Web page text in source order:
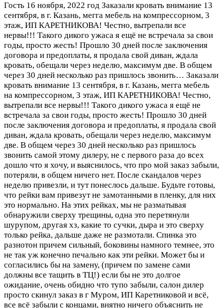
Гость 16 ноября, 2022 год Заказали кровать внимание 13
сентября, в г. Казань, мегга мебель на компрессорном, 3
этаж, ИП КАРЕТНИКОВА! Честно, вытрепали все
нервы!!! Такого дикого ужаса я ещё не встречала за свои
годы, просто жесть! Прошло 30 дней после заключения
договора и предоплаты, я продала свой диван, ждала
кровать, обещали через неделю, максимум две. В общем
через 30 дней несколько раз пришлось звонить… Заказали
кровать внимание 13 сентября, в г. Казань, мегга мебель
на компрессорном, 3 этаж, ИП КАРЕТНИКОВА! Честно,
вытрепали все нервы!!! Такого дикого ужаса я ещё не
встречала за свои годы, просто жесть! Прошло 30 дней
после заключения договора и предоплаты, я продала свой
диван, ждала кровать, обещали через неделю, максимум
две. В общем через 30 дней несколько раз пришлось
звонить самой этому дилеру, не с первого раза до всех
дошло что я хочу, и выяснилось, что про мой заказ забыли,
потеряли, в общем ничего нет. После скандалов через
неделю привезли, и тут понеслось дальше. Будьте готовы,
что рейки вам привезут не замотанными в пленку, для них
это нормально. На этих рейках, мы не разматывая
обнаружили сверху трещины, одна это перетянули
шурупом, другая хз, какие то сучки, дыра и это сверху
только рейка, дальше даже не размотали. Спинка это
разнотон причем сильный, боковины намного темнее, это
не так уж конечно печально как эти рейки. Может бы и
согласились бы на замену, (причем по замене сами
должны все тащить в ТЦ!) если бы не это долгое
ожидание, очень обидно что тупо забыли, салон дилер
просто скинул заказ в г Муром, ИП Каретниковой и всё,
все всё забыли с концами, внятно ничего объяснить не